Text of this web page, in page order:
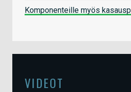
Komponenteille myös
VIDEOT